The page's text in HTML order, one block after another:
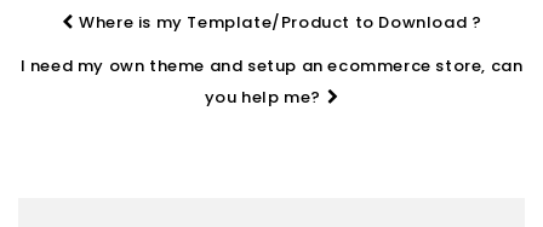
Where is my Template/Product to Download ?
I need my own theme and setup an ecommerce store, can
you help me?